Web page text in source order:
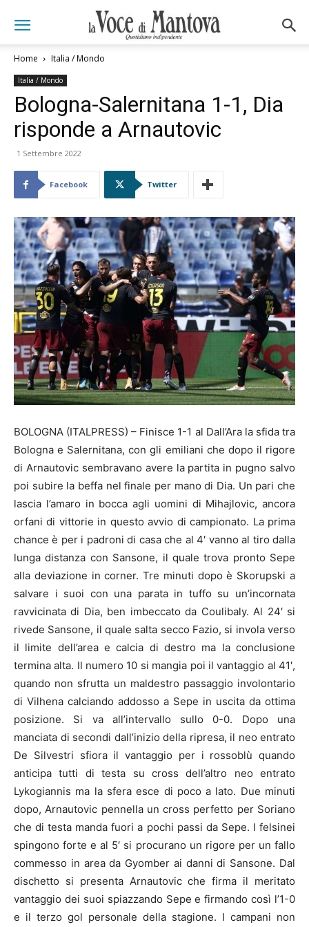
Home Italia / Mondo
Italia / Mondo
Bologna-Salernitana 1-1, Dia
risponde a Arnautovic
1 Settembre 2022
Facebook Twitter
BOLOGNA (ITALPRESS) – Finisce 1-1 al Dall’Ara la sfida tra
Bologna e Salernitana, con gli emiliani che dopo il rigore
di Arnautovic sembravano avere la partita in pugno salvo
poi subire la beffa nel finale per mano di Dia. Un pari che
lascia l’amaro in bocca agli uomini di Mihajlovic, ancora
orfani di vittorie in questo avvio di campionato. La prima
chance è per i padroni di casa che al 4′ vanno al tiro dalla
lunga distanza con Sansone, il quale trova pronto Sepe
alla deviazione in corner. Tre minuti dopo è Skorupski a
salvare i suoi con una parata in tuffo su un’incornata
ravvicinata di Dia, ben imbeccato da Coulibaly. Al 24′ si
rivede Sansone, il quale salta secco Fazio, si invola verso
il limite dell’area e calcia di destro ma la conclusione
termina alta. Il numero 10 si mangia poi il vantaggio al 41′,
quando non sfrutta un maldestro passaggio involontario
di Vilhena calciando addosso a Sepe in uscita da ottima
posizione. Si va all’intervallo sullo 0-0. Dopo una
manciata di secondi dall’inizio della ripresa, il neo entrato
De Silvestri sfiora il vantaggio per i rossoblù quando
anticipa tutti di testa su cross dell’altro neo entrato
Lykogiannis ma la sfera esce di poco a lato. Due minuti
dopo, Arnautovic pennella un cross perfetto per Soriano
che di testa manda fuori a pochi passi da Sepe. I felsinei
spingono forte e al 5′ si procurano un rigore per un fallo
commesso in area da Gyomber ai danni di Sansone. Dal
dischetto si presenta Arnautovic che firma il meritato
vantaggio dei suoi spiazzando Sepe e firmando così l’1-0
e il terzo gol personale della stagione. I campani non